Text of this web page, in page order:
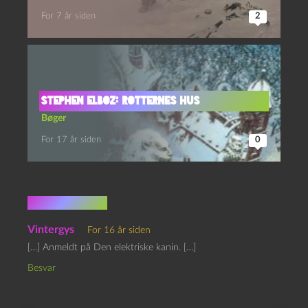
For 7 år siden 2
Stephen Elboz: Rotternes hus
Bøger
For 17 år siden 0
1 kommentar
Vintergys
For 16 år siden
[…] Anmeldt på Den elektriske kanin. […]
Besvar